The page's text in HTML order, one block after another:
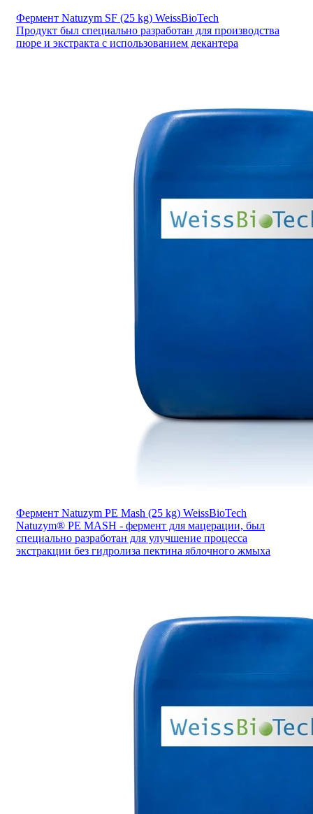
Фермент Natuzym SF (25 kg) WeissBioTech
Продукт был специально разработан для производства
пюре и экстракта с использованием декантера
Фермент Natuzym PE Mash (25 kg) WeissBioTech
Natuzym® PE MASH - фермент для мацерации, был
специально разработан для улучшение процесса
экстракции без гидролиза пектина яблочного жмыха